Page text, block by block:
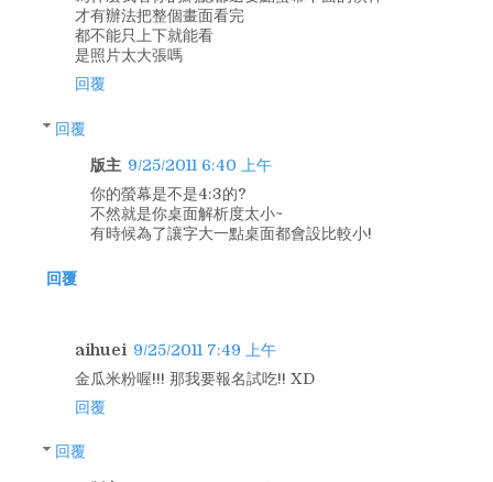
才有辦法把整個畫面看完
都不能只上下就能看
是照片太大張嗎
回覆
回覆
版主 9/25/2011 6:40 上午
你的螢幕是不是4:3的?
不然就是你桌面解析度太小~
有時候為了讓字大一點桌面都會設比較小!
回覆
aihuei 9/25/2011 7:49 上午
金瓜米粉喔!!! 那我要報名試吃!! XD
回覆
回覆